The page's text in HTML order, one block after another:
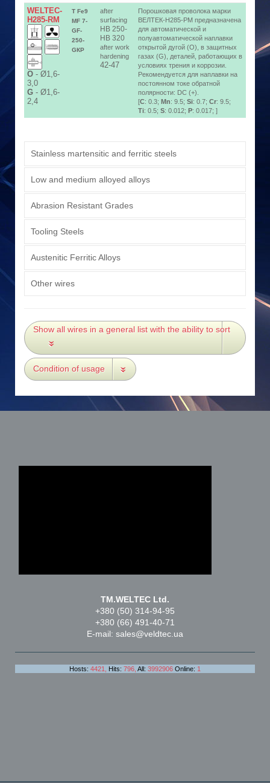
WELTEC-
H285-RM
О - Ø1,6-
3,0
G - Ø1,6-
2,4
T Fe9
MF 7-
GF-
250-
GКP
after
surfacing
HB 250-
HB 320
after work
hardening
42-47
Порошковая проволока марки
ВЕЛТЕК-Н285-РМ предназначена
для автоматической и
полуавтоматической наплавки
открытой дугой (O), в защитных
газах (G), деталей, работающих в
условиях трения и коррозии.
Рекомендуется для наплавки на
постоянном токе обратной
полярности: DC (+).
[C: 0.3; Mn: 9.5; Si: 0.7; Cr: 9.5;
Ti: 0.5; S: 0.012; P: 0.017; ]
Stainless martensitic and ferritic steels
Low and medium alloyed alloys
Abrasion Resistant Grades
Tooling Steels
Austenitic Ferritic Alloys
Other wires
Show all wires in a general list with the ability to sort
Condition of usage
TM.WELTEC Ltd.
+380 (50) 314-94-95
+380 (66) 491-40-71
E-mail: sales@veldtec.ua
Hosts: 4421, Hits: 796, All: 3992906 Online: 1